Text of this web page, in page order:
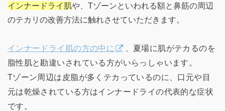
インナードライ肌や、Tゾーンといわれる額と鼻筋の周辺
のテカリの改善方法に触れさせていただきます。
インナードライ肌の方の中に
、夏場に肌がテカるのを
脂性肌と勘違いされている方がいらっしゃいます。
Tゾーン周辺は皮脂が多くテカっているのに、口元や目
元は乾燥されている方はインナードライの代表的な症状
です。